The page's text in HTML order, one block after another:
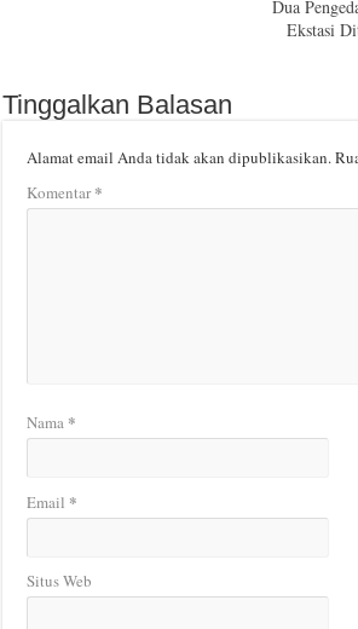
Dua
Ekstasi
Tinggalkan Balasan
Alamat email Anda tidak akan dipublikasikan.
Komentar*
Nama *
Email *
Situs Web